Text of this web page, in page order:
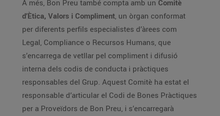
A més, Bon Preu també compta amb un Comitè
d’Ètica, Valors i Compliment, un òrgan conformat
per diferents perfils especialistes d’àrees com
Legal, Compliance o Recursos Humans, que
s’encarrega de vetllar pel compliment i difusió
interna dels codis de conducta i pràctiques
responsables del Grup. Aquest Comitè ha estat el
responsable d’articular el Codi de Bones Pràctiques
per a Proveïdors de Bon Preu, i s’encarregarà